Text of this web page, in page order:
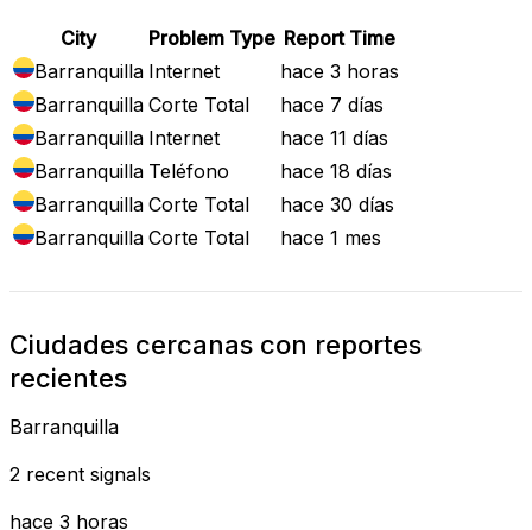
City Problem Type Report Time
Barranquilla Internet
hace 3 horas
Barranquilla Corte Total
hace 7 días
Barranquilla Internet
hace 11 días
Barranquilla Teléfono
hace 18 días
Barranquilla Corte Total
hace 30 días
Barranquilla Corte Total hace 1 mes
Ciudades cercanas con reportes
recientes
Barranquilla
2 recent signals
hace 3 horas